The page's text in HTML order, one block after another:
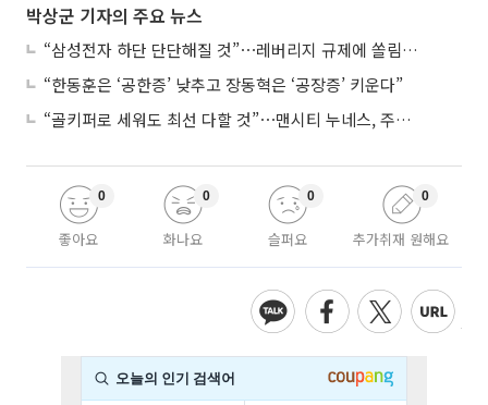
박상군 기자의 주요 뉴스
“삼성전자 하단 단단해질 것”⋯레버리지 규제에 쏠림 완화
“한동훈은 ‘공한증’ 낮추고 장동혁은 ‘공장증’ 키운다”
“골키퍼로 세워도 최선 다할 것”⋯맨시티 누네스, 주전 경쟁 각오
좋아요
0
화나요
0
슬퍼요
0
추가취재 원해요
0